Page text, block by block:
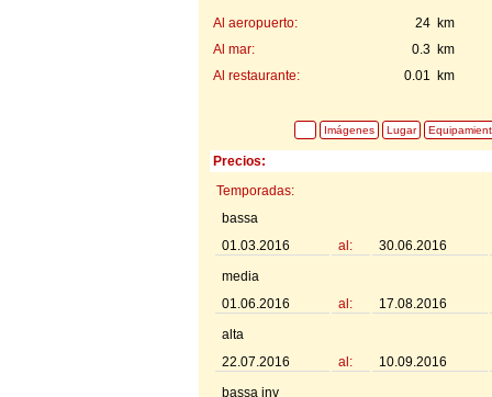
24 km
Al aeropuerto:
0.3 km
Al mar:
0.01 km
Al restaurante:
Imágenes Lugar
Precios:
Temporadas:
bassa
01.03.2016
al:
30.06.2016
media
01.06.2016
al:
17.08.2016
alta
22.07.2016
al:
10.09.2016
bassa inv